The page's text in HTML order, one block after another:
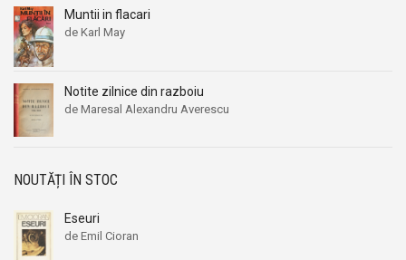
Aleksandr Beleaev
Alessandro Parronchi
Alex Mihai Stoenescu
Alexandr Soljenitin
Alexandra Ripley
Alexandre Dumas fiul
Alexandre Koyre
Aleksandr Beleaev
Alessandro Parronchi
Alex Mihai Stoenescu
Alexandr Soljenitin
Alexandra Ripley
Alexandre Dumas fiul
Alexandre Koyre
Muntii in flacari
de Karl May
Notite zilnice din razboiu
de Maresal Alexandru Averescu
NOUTĂȚI ÎN STOC
Eseuri
de Emil Cioran